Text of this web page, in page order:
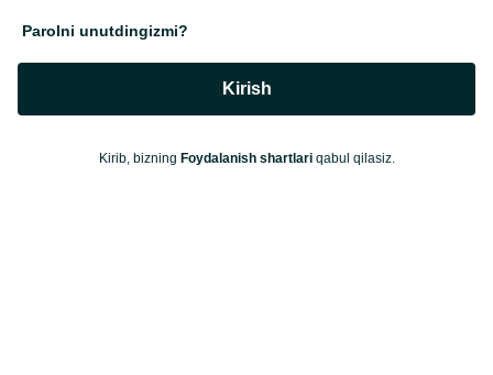
Parolni unutdingizmi?
Kirish
Kirib, bizning Foydalanish shartlariqabul qilasiz.